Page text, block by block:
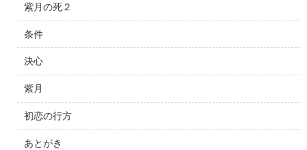
紫月の死２
条件
決心
紫月
初恋の行方
あとがき